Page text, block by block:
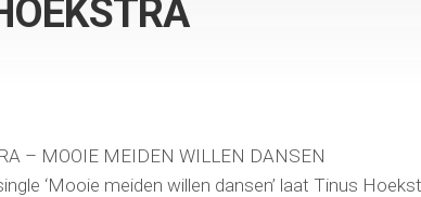
– MOOIE MEIDEN WILLEN DANSEN
‘Mooie meiden willen dansen’ laat Tinus